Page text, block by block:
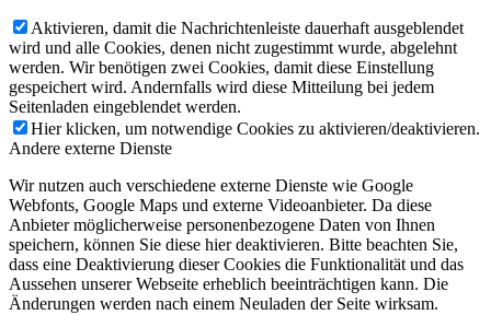
Aktivieren, damit die Nachrichtenleiste dauerhaft ausgeblendet
wird und alle Cookies, denen nicht zugestimmt wurde, abgelehnt
werden. Wir benötigen zwei Cookies, damit diese Einstellung
gespeichert wird. Andernfalls wird diese Mitteilung bei jedem
Seitenladen eingeblendet werden.
Hier klicken, um notwendige Cookies zu aktivieren/deaktivieren.
Andere externe Dienste
Wir nutzen auch verschiedene externe Dienste wie Google
Webfonts, Google Maps und externe Videoanbieter. Da diese
Anbieter möglicherweise personenbezogene Daten von Ihnen
speichern, können Sie diese hier deaktivieren. Bitte beachten Sie,
dass eine Deaktivierung dieser Cookies die Funktionalität und das
Aussehen unserer Webseite erheblich beeinträchtigen kann. Die
Änderungen werden nach einem Neuladen der Seite wirksam.